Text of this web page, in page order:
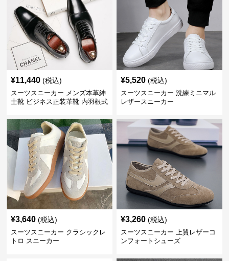
¥11,440 (税込)
スーツスニーカー メンズ本革紳
士靴 ビジネス正装革靴 内羽根式
¥5,520 (税込)
スーツスニーカー 洗練ミニマル
レザースニーカー
¥3,640 (税込)
スーツスニーカー クラシックレ
トロ スニーカー
¥3,260 (税込)
スーツスニーカー 上質レザーコ
ンフォートシューズ